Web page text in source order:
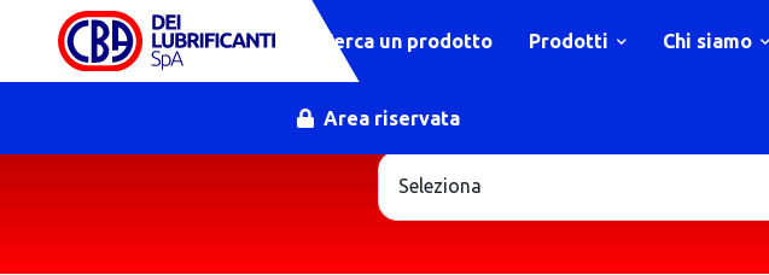
Cerca un prodotto Prodotti Chi siamo
Area riservata